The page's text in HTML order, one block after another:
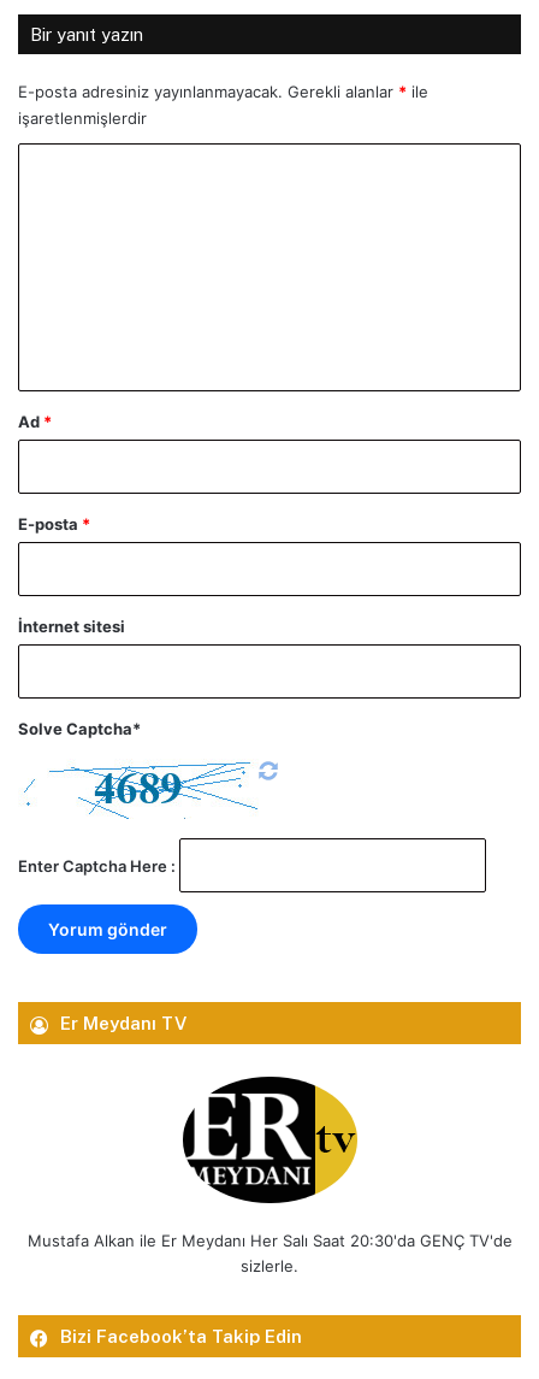
Bir yanıt yazın
E-posta adresiniz yayınlanmayacak. Gerekli alanlar * ile
işaretlenmişlerdir
Ad *
E-posta *
İnternet sitesi
Solve Captcha*
Enter Captcha Here :
Er Meydanı TV
Mustafa Alkan ile Er Meydanı Her Salı Saat 20:30'da GENÇ TV'de
sizlerle.
Bizi Facebook’ta Takip Edin